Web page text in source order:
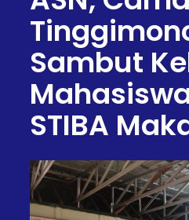
Sambut
STIBA